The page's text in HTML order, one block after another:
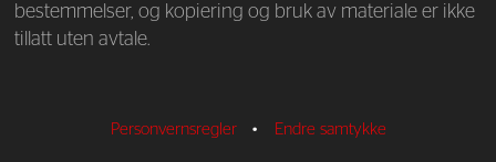
bestemmelser, og kopiering og bruk av materiale er ikke
tillatt uten avtale.
Personvernsregler • Endre samtykke